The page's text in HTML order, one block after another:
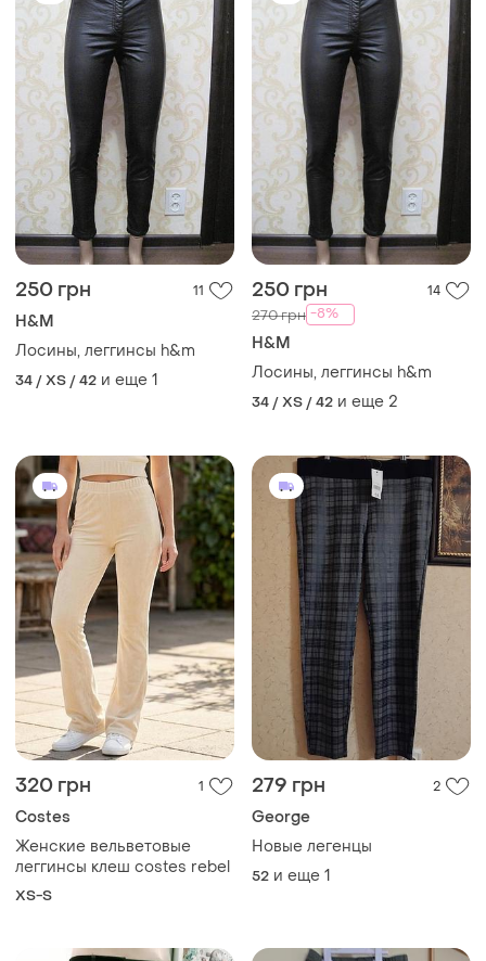
250 грн 11
H&M
Лосины, леггинсы h&m
34 / XS / 42 и еще 1
250 грн 14
270 грн -8%
H&M
Лосины, леггинсы h&m
34 / XS / 42 и еще 2
320 грн 1
Costes
Женские вельветовые
леггинсы клеш costes rebel
XS-S
279 грн 2
George
Новые легенцы
52 и еще 1